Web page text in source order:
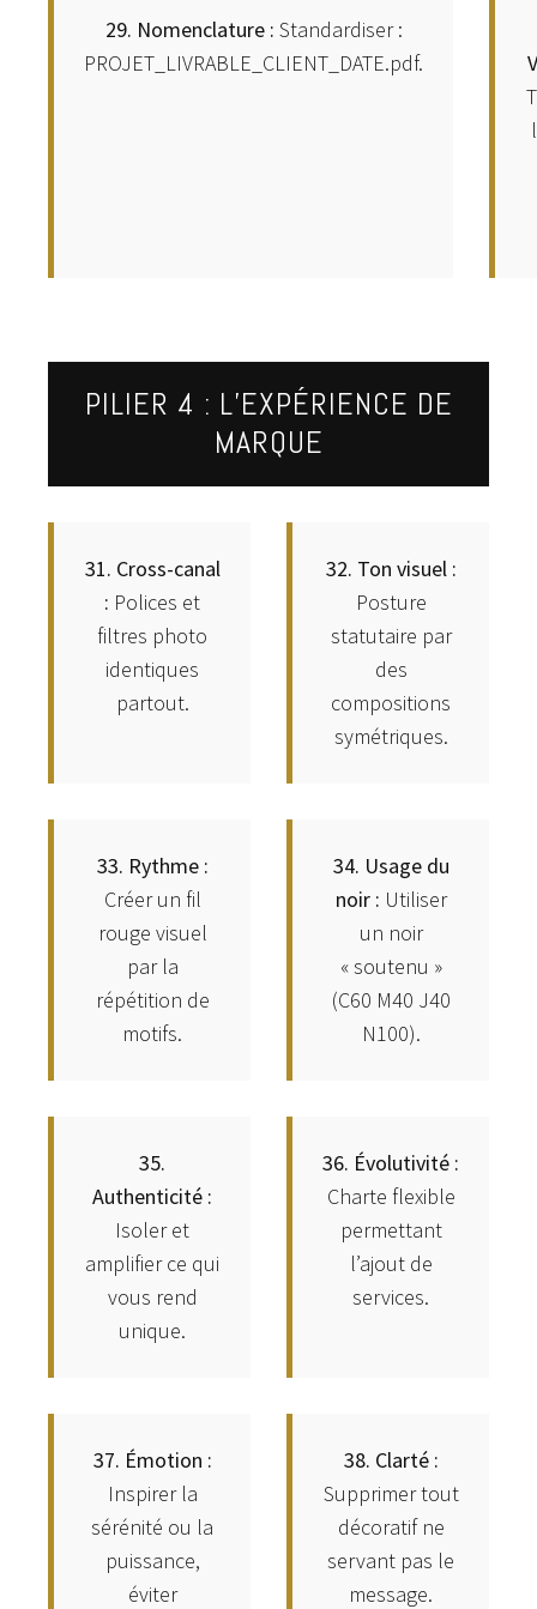
29. Nomenclature : Standardiser :
PROJET_LIVRABLE_CLIENT_DATE.pdf.
PILIER 4 : L’EXPÉRIENCE DE
MARQUE
31. Cross-canal
: Polices et
filtres photo
identiques
partout.
32. Ton visuel :
Posture
statutaire par
des
compositions
symétriques.
33. Rythme :
Créer un fil
rouge visuel
par la
répétition de
motifs.
34. Usage du
noir : Utiliser
un noir
« soutenu »
(C60 M40 J40
N100).
35.
Authenticité :
Isoler et
amplifier ce qui
vous rend
unique.
36. Évolutivité :
Charte flexible
permettant
l’ajout de
services.
37. Émotion :
Inspirer la
sérénité ou la
puissance,
éviter
38. Clarté :
Supprimer tout
décoratif ne
servant pas le
message.